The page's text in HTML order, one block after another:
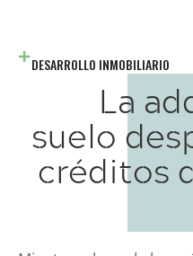
DESARROLLO INMOBILIARIO
La
suelo
créditos